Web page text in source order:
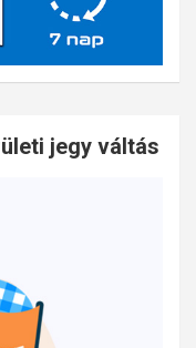
jegy váltás